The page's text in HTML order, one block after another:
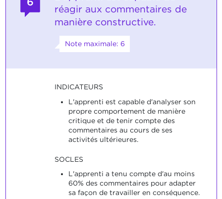
réagir aux commentaires de
manière constructive.
Note maximale: 6
INDICATEURS
L'apprenti est capable d'analyser son
propre comportement de manière
critique et de tenir compte des
commentaires au cours de ses
activités ultérieures.
SOCLES
L'apprenti a tenu compte d'au moins
60% des commentaires pour adapter
sa façon de travailler en conséquence.